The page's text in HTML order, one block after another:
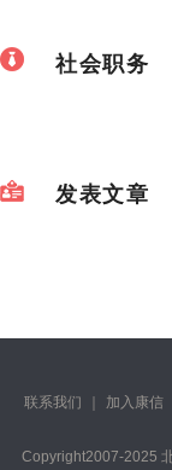
社会职务
发表文章
联系我们 加入康信
Copyright️2007-2025